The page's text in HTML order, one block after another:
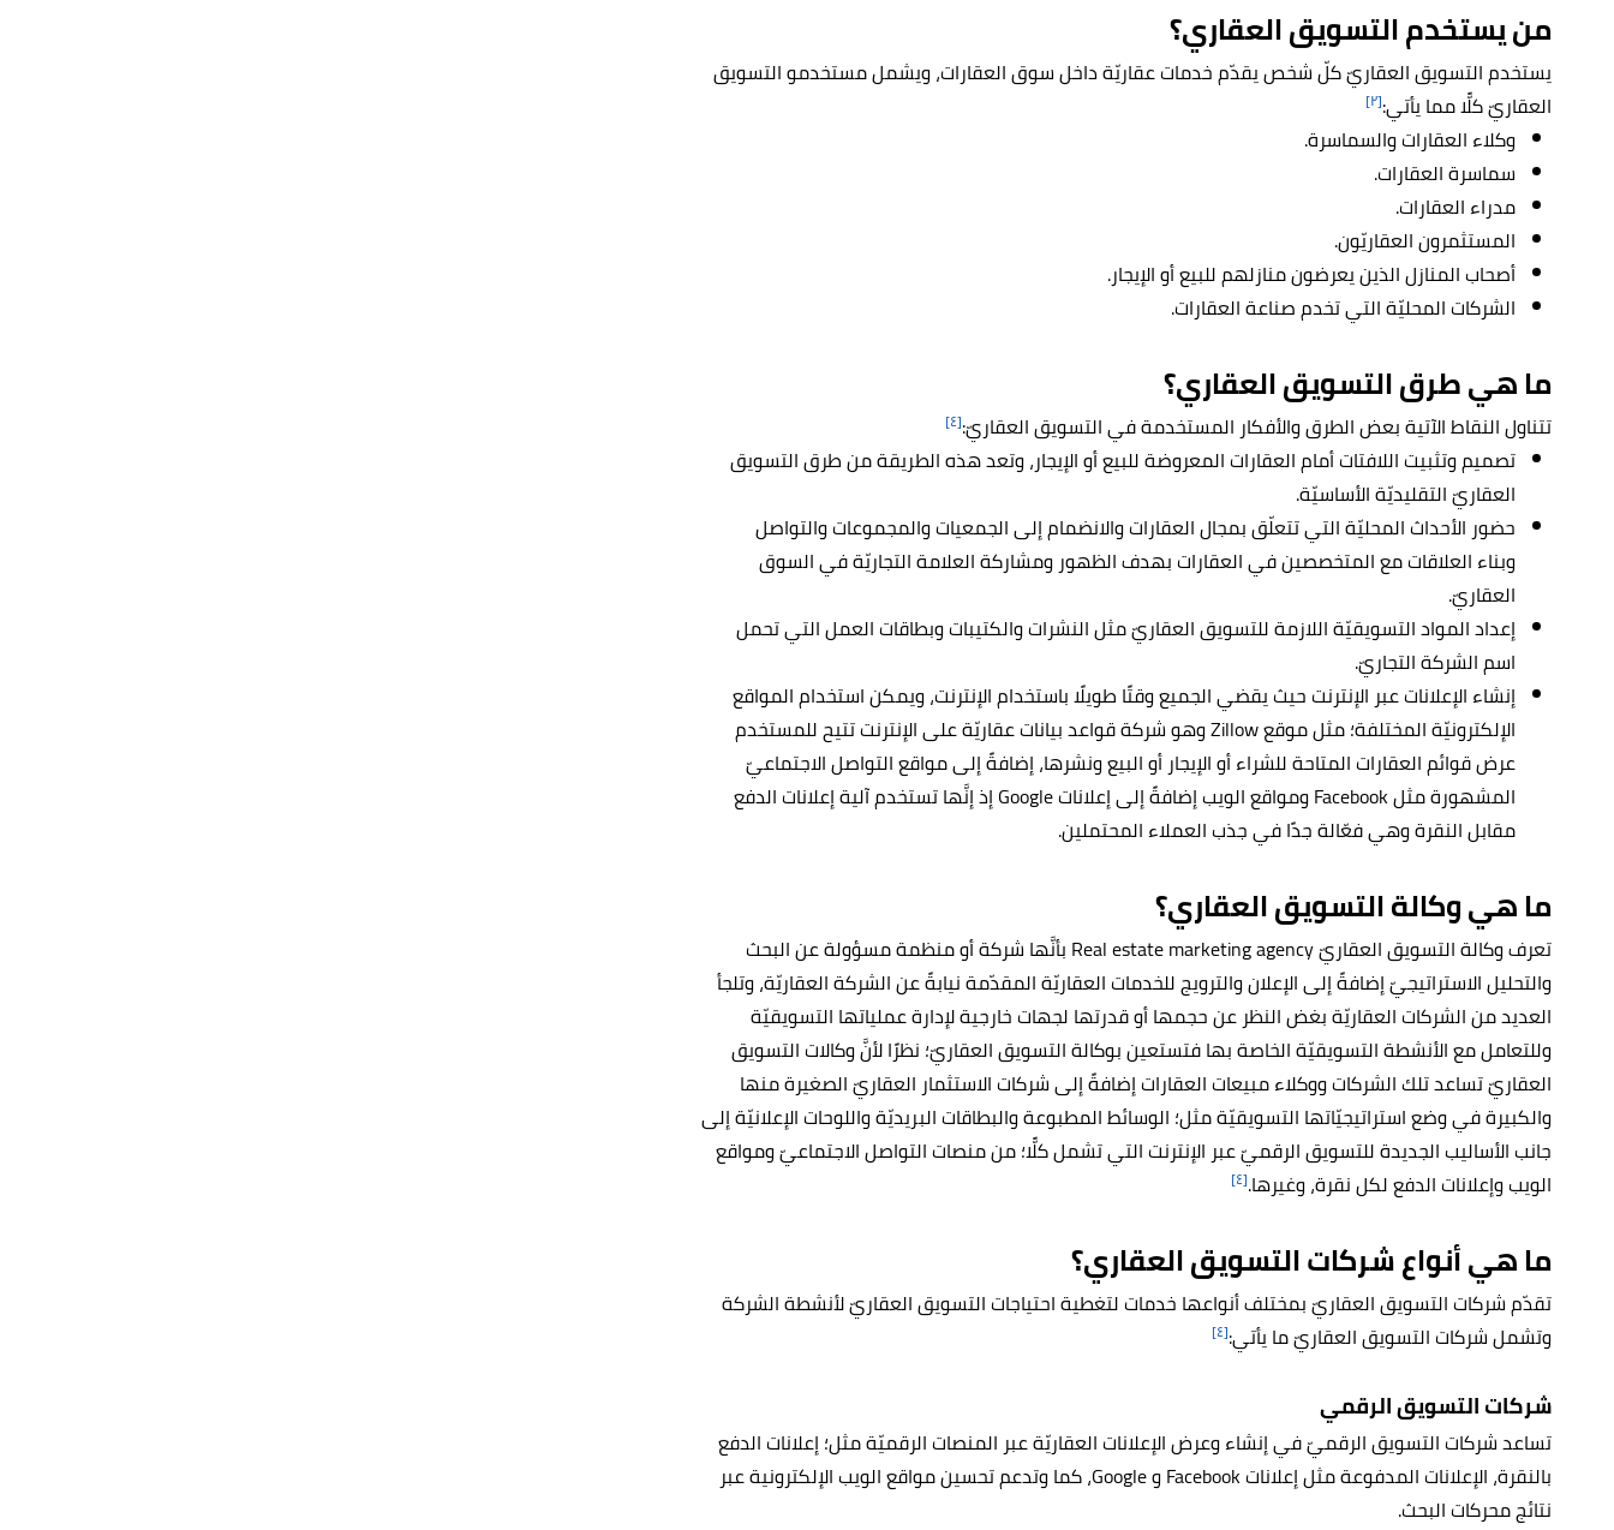
من يستخدم التسويق العقاري؟
يستخدم التسويق العقاريّ كلّ شخص يقدّم خدمات عقاريّة داخل سوق العقارات، ويشمل مستخدمو التسويق
العقاريّ كلًّا مما يأتي:[٢]
وكلاء العقارات والسماسرة.
سماسرة العقارات.
مدراء العقارات.
المستثمرون العقاريّون.
أصحاب المنازل الذين يعرضون منازلهم للبيع أو الإيجار.
الشركات المحليّة التي تخدم صناعة العقارات.
ما هي طرق التسويق العقاري؟
تتناول النقاط الآتية بعض الطرق والأفكار المستخدمة في التسويق العقاريّ:[٤]
تصميم وتثبيت اللافتات أمام العقارات المعروضة للبيع أو الإيجار، وتعد هذه الطريقة من طرق التسويق
العقاريّ التقليديّة الأساسيّة.
حضور الأحداث المحليّة التي تتعلّق بمجال العقارات والانضمام إلى الجمعيات والمجموعات والتواصل
وبناء العلاقات مع المتخصصين في العقارات بهدف الظهور ومشاركة العلامة التجاريّة في السوق
العقاريّ.
إعداد المواد التسويقيّة اللازمة للتسويق العقاريّ مثل النشرات والكتيبات وبطاقات العمل التي تحمل
اسم الشركة التجاريّ.
إنشاء الإعلانات عبر الإنترنت حيث يقضي الجميع وقتًا طويلًا باستخدام الإنترنت، ويمكن استخدام المواقع
الإلكترونيّة المختلفة؛ مثل موقع Zillow وهو شركة قواعد بيانات عقاريّة على الإنترنت تتيح للمستخدم
عرض قوائم العقارات المتاحة للشراء أو الإيجار أو البيع ونشرها، إضافةً إلى مواقع التواصل الاجتماعيّ
المشهورة مثل Facebook ومواقع الويب إضافةً إلى إعلانات Google إذ إنَّها تستخدم آلية إعلانات الدفع
مقابل النقرة وهي فعّالة جدًا في جذب العملاء المحتملين.
ما هي وكالة التسويق العقاري؟
تعرف وكالة التسويق العقاريّ Real estate marketing agency بأنَّها شركة أو منظمة مسؤولة عن البحث
والتحليل الاستراتيجيّ إضافةً إلى الإعلان والترويج للخدمات العقاريّة المقدّمة نيابةً عن الشركة العقاريّة، وتلجأ
العديد من الشركات العقاريّة بغض النظر عن حجمها أو قدرتها لجهات خارجية لإدارة عملياتها التسويقيّة
وللتعامل مع الأنشطة التسويقيّة الخاصة بها فتستعين بوكالة التسويق العقاريّ؛ نظرًا لأنَّ وكالات التسويق
العقاريّ تساعد تلك الشركات ووكلاء مبيعات العقارات إضافةً إلى شركات الاستثمار العقاريّ الصغيرة منها
والكبيرة في وضع استراتيجيّاتها التسويقيّة مثل؛ الوسائط المطبوعة والبطاقات البريديّة واللوحات الإعلانيّة إلى
جانب الأساليب الجديدة للتسويق الرقميّ عبر الإنترنت التي تشمل كلًّا؛ من منصات التواصل الاجتماعيّ ومواقع
الويب وإعلانات الدفع لكل نقرة، وغيرها.[٤]
ما هي أنواع شركات التسويق العقاري؟
تقدّم شركات التسويق العقاريّ بمختلف أنواعها خدمات لتغطية احتياجات التسويق العقاريّ لأنشطة الشركة
وتشمل شركات التسويق العقاريّ ما يأتي:[٤]
شركات التسويق الرقمي
تساعد شركات التسويق الرقميّ في إنشاء وعرض الإعلانات العقاريّة عبر المنصات الرقميّة مثل؛ إعلانات الدفع
بالنقرة، الإعلانات المدفوعة مثل إعلانات Facebook و Google، كما وتدعم تحسين مواقع الويب الإلكترونية عبر
نتائج محركات البحث.